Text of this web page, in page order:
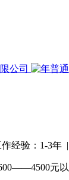
公司
经验：1-3
元